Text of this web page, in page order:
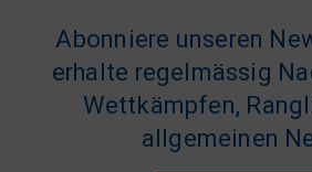
Abonniere unseren
erhalte regelmässig
Wettkämpfen,
allgemeinen